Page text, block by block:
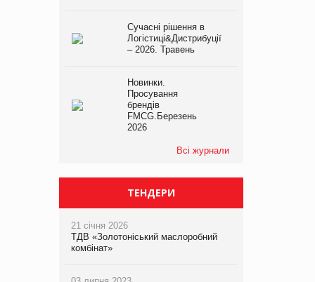
Сучасні рішення в
Логістиці&Дистрибуції
– 2026. Травень
Новинки.
Просування
брендів
FMCG.Березень
2026
Всі журнали
ТЕНДЕРИ
21 січня 2026
ТДВ «Золотоніський маслоробний
комбінат»